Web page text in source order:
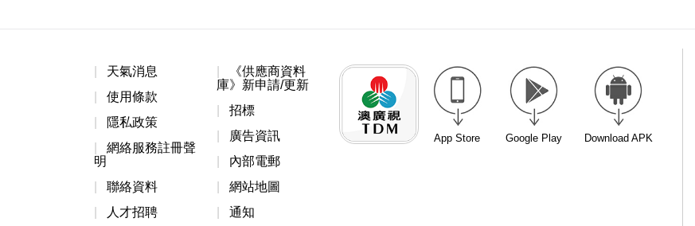
天氣消息
使用條款
隱私政策
網絡服務註冊聲
明
聯絡資料
人才招聘
《供應商資料
庫》新申請/更新
招標
廣告資訊
內部電郵
網站地圖
通知
App Store Google Play Download APK